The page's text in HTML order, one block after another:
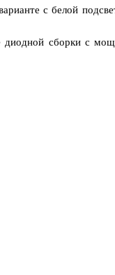
с белой
диодной сборки с